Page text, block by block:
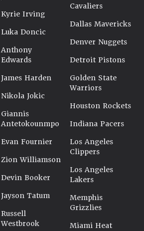
Kyrie Irving
Luka Doncic
Anthony
Edwards
James Harden
Nikola Jokic
Giannis
Antetokounmpo
Evan Fournier
Zion Williamson
Devin Booker
Jayson Tatum
Russell
Westbrook
Cavaliers
Dallas Mavericks
Denver Nuggets
Detroit Pistons
Golden State
Warriors
Houston Rockets
Indiana Pacers
Los Angeles
Clippers
Los Angeles
Lakers
Memphis
Grizzlies
Miami Heat